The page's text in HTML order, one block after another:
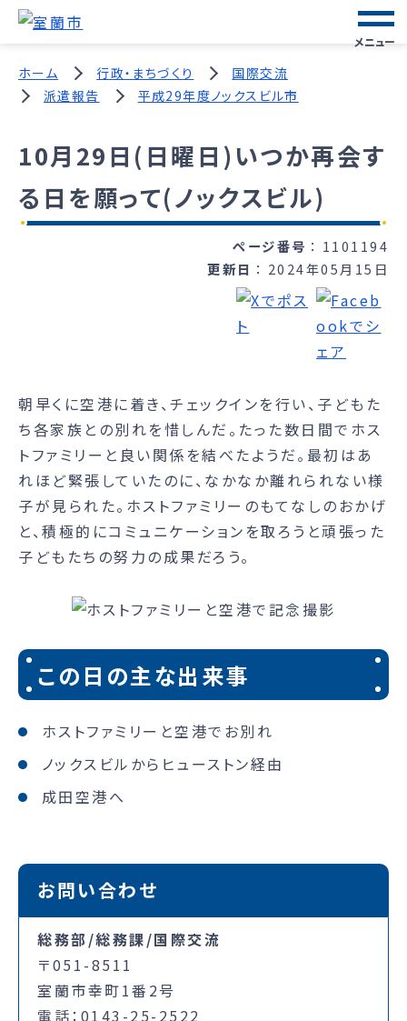
メニュー
ホーム 行政・まちづくり
国際交流
派遣報告
平成29年度ノックスビル市
10月29日(日曜日)いつか再会す
る日を願って(ノックスビル)
ページ番号
1101194
更新日
2024年05月15日
朝早くに空港に着き、チェックインを行い、子どもた
ち各家族との別れを惜しんだ。たった数日間でホス
トファミリーと良い関係を結べたようだ。最初はあ
れほど緊張していたのに、なかなか離れられない様
子が見られた。ホストファミリーのもてなしのおかげ
と、積極的にコミュニケーションを取ろうと頑張った
子どもたちの努力の成果だろう。
この日の主な出来事
ホストファミリーと空港でお別れ
ノックスビルからヒューストン経由
成田空港へ
お問い合わせ
総務部/総務課/国際交流
〒051-8511
室蘭市幸町1番2号
電話：0143-25-2522